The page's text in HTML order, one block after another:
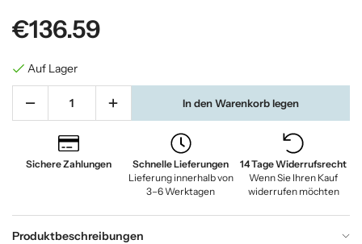
€136.59
Auf Lager
In den Warenkorb legen
Sichere Zahlungen
Schnelle Lieferungen
Lieferung innerhalb von
3–6 Werktagen
14 Tage Widerrufsrecht
Wenn Sie Ihren Kauf
widerrufen möchten
Produktbeschreibungen